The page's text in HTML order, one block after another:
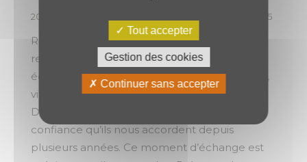
2025 12 novembre 2025
Récemment, nous avons eu le plaisir de
recevoir Hélix Développement, notre client
éditeur de logiciels dédiés au monde agricole,
viticole et agroalimentaire. Merci à Hélix
Développement pour leur disponibilité et la
confiance qu’ils nous accordent depuis
plusieurs années. Ce moment d’échange est
Tout accepter
Gestion des cookies
Continuer sans accepter